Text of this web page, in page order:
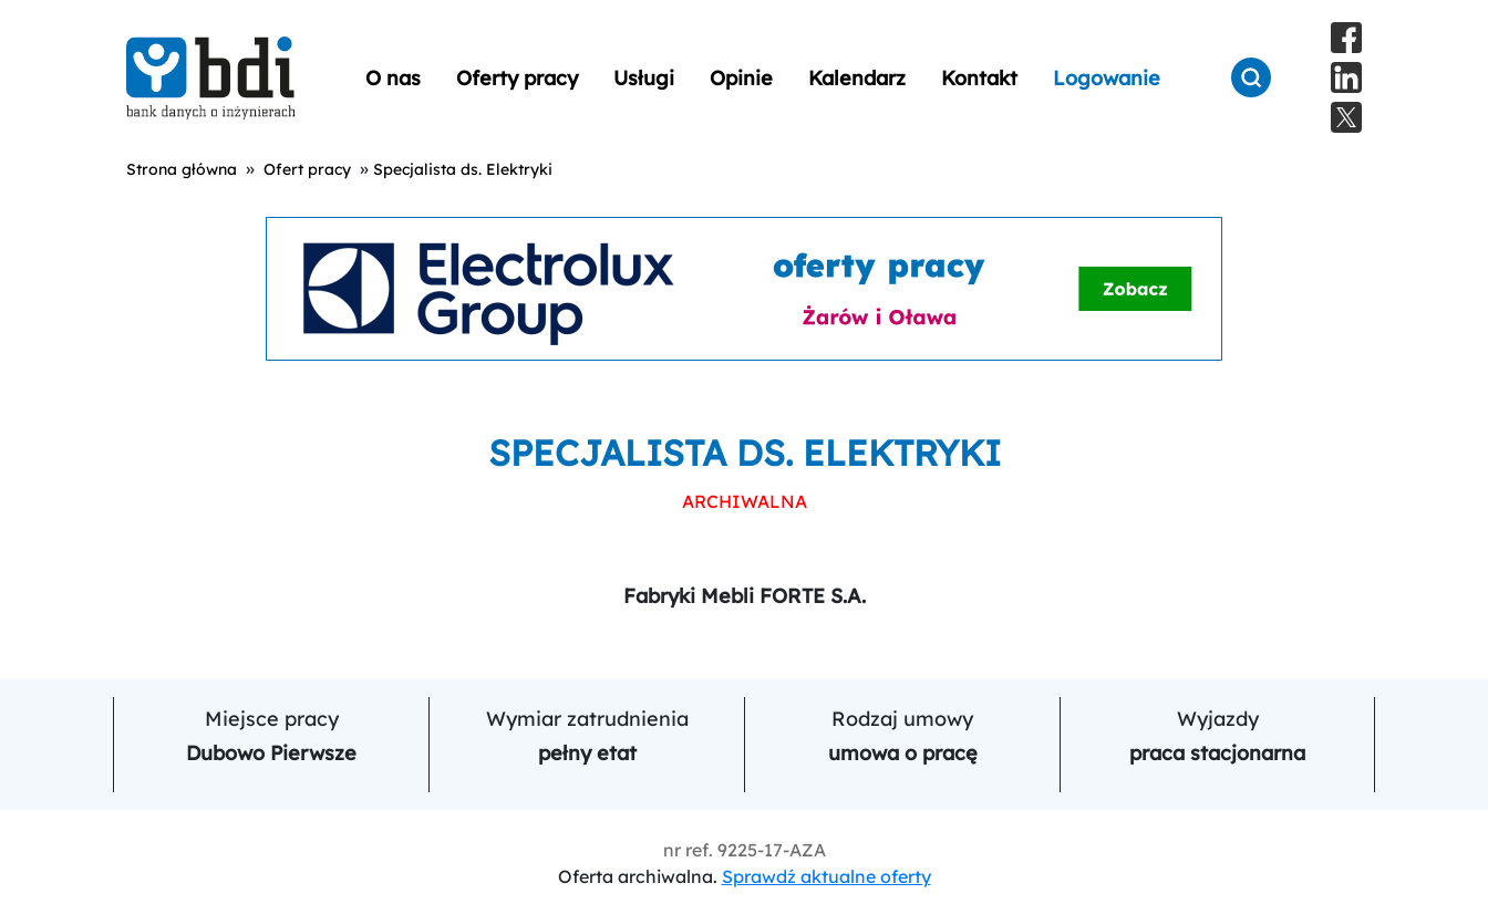
O nas Oferty pracy Usługi Opinie Kalendarz Kontakt Logowanie
Strona główna » Ofert pracy » Specjalista ds. Elektryki
SPECJALISTA DS. ELEKTRYKI
ARCHIWALNA
Fabryki Mebli FORTE S.A.
Miejsce pracy
Dubowo Pierwsze
Wymiar zatrudnienia
pełny etat
Rodzaj umowy
umowa o pracę
Wyjazdy
praca stacjonarna
nr ref. 9225-17-AZA
Oferta archiwalna. Sprawdź aktualne oferty